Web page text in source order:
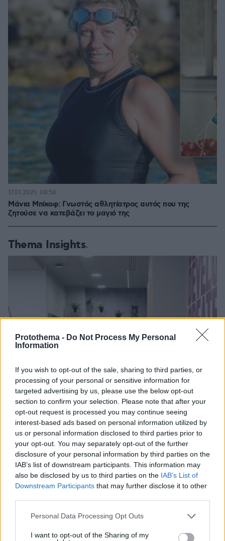
Protothema - Do Not Process My Personal
Information
If you wish to opt-out of the sale, sharing to third parties, or
processing of your personal or sensitive information for
targeted advertising by us, please use the below opt-out
section to confirm your selection. Please note that after your
opt-out request is processed you may continue seeing
interest-based ads based on personal information utilized by
us or personal information disclosed to third parties prior to
your opt-out. You may separately opt-out of the further
disclosure of your personal information by third parties on the
IAB’s list of downstream participants. This information may
also be disclosed by us to third parties on the IAB’s List of
Downstream Participants that may further disclose it to other
Please note that this website/app uses one or more Google
not limited to your visit or usage behaviour. You may click to
Personal Data Processing Opt Outs
I want to opt-out of the Sharing of my
Μάνια Μπίκοφ: Γνωστός αθλητίατρος αυτός που της
ζητούσε να κατεβάζει το μαγιό της
17.01.2021, 08:56
Thema Insights
Κάτι αλλάζει στον χάρτη της πανεπιστημιακής εκπαίδευσης
03.08.2026, 11:06
Εθνική Τράπεζα: Η κορυφαία επιλογή για τη χρηματοδότηση
30.07.2026, 15:25